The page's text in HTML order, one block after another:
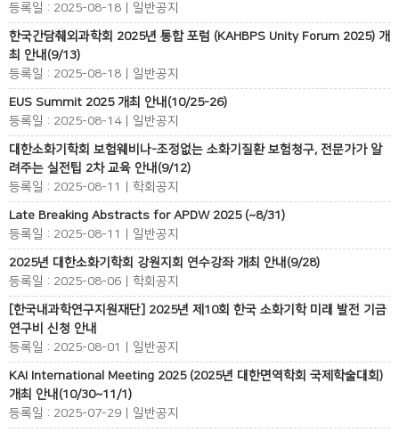
등록일 : 2025-08-18 | 일반공지
한국간담췌외과학회 2025년 통합 포럼 (KAHBPS Unity Forum 2025) 개
최 안내(9/13)
등록일 : 2025-08-18 | 일반공지
EUS Summit 2025 개최 안내(10/25-26)
등록일 : 2025-08-14 | 일반공지
대한소화기학회 보험웨비나-조정없는 소화기질환 보험청구, 전문가가 알
려주는 실전팁 2차 교육 안내(9/12)
등록일 : 2025-08-11 | 학회공지
Late Breaking Abstracts for APDW 2025 (~8/31)
등록일 : 2025-08-11 | 일반공지
2025년 대한소화기학회 강원지회 연수강좌 개최 안내(9/28)
등록일 : 2025-08-06 | 학회공지
[한국내과학연구지원재단] 2025년 제10회 한국 소화기학 미래 발전 기금
연구비 신청 안내
등록일 : 2025-08-01 | 일반공지
KAI International Meeting 2025 (2025년 대한면역학회 국제학술대회)
개최 안내(10/30~11/1)
등록일 : 2025-07-29 | 일반공지